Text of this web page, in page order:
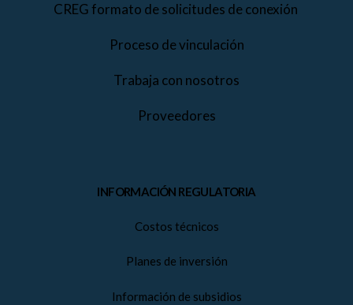
CREG formato de solicitudes de conexión
Proceso de vinculación
Trabaja con nosotros
Proveedores
INFORMACIÓN REGULATORIA
Costos técnicos
Planes de inversión
Información de subsidios